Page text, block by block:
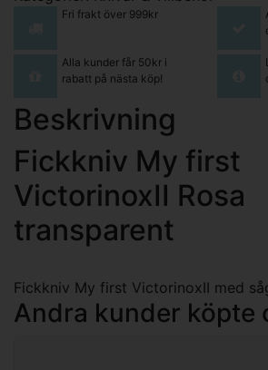
Fri frakt över 999kr
Alla kunder får 50kr i
rabatt på nästa köp!
Beskrivning
Fickkniv My first
VictorinoxII Rosa
transparent
Fickkniv My first VictorinoxII med
Andra kunder köpte